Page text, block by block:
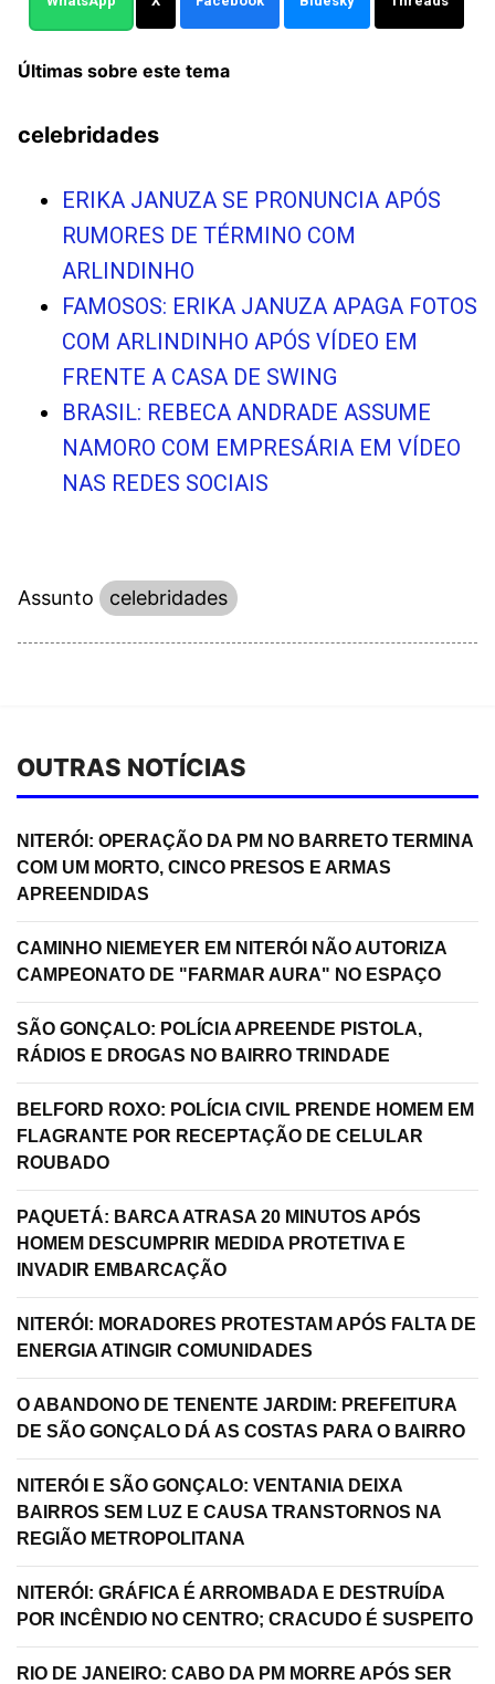
Últimas sobre este tema
celebridades
ERIKA JANUZA SE PRONUNCIA APÓS
RUMORES DE TÉRMINO COM
ARLINDINHO
FAMOSOS: ERIKA JANUZA APAGA FOTOS
COM ARLINDINHO APÓS VÍDEO EM
FRENTE A CASA DE SWING
BRASIL: REBECA ANDRADE ASSUME
NAMORO COM EMPRESÁRIA EM VÍDEO
NAS REDES SOCIAIS
Assunto celebridades
OUTRAS NOTÍCIAS
NITERÓI: OPERAÇÃO DA PM NO BARRETO TERMINA
COM UM MORTO, CINCO PRESOS E ARMAS
APREENDIDAS
CAMINHO NIEMEYER EM NITERÓI NÃO AUTORIZA
CAMPEONATO DE "FARMAR AURA" NO ESPAÇO
SÃO GONÇALO: POLÍCIA APREENDE PISTOLA,
RÁDIOS E DROGAS NO BAIRRO TRINDADE
BELFORD ROXO: POLÍCIA CIVIL PRENDE HOMEM EM
FLAGRANTE POR RECEPTAÇÃO DE CELULAR
ROUBADO
PAQUETÁ: BARCA ATRASA 20 MINUTOS APÓS
HOMEM DESCUMPRIR MEDIDA PROTETIVA E
INVADIR EMBARCAÇÃO
NITERÓI: MORADORES PROTESTAM APÓS FALTA DE
ENERGIA ATINGIR COMUNIDADES
O ABANDONO DE TENENTE JARDIM: PREFEITURA
DE SÃO GONÇALO DÁ AS COSTAS PARA O BAIRRO
NITERÓI E SÃO GONÇALO: VENTANIA DEIXA
BAIRROS SEM LUZ E CAUSA TRANSTORNOS NA
REGIÃO METROPOLITANA
NITERÓI: GRÁFICA É ARROMBADA E DESTRUÍDA
POR INCÊNDIO NO CENTRO; CRACUDO É SUSPEITO
RIO DE JANEIRO: CABO DA PM MORRE APÓS SER